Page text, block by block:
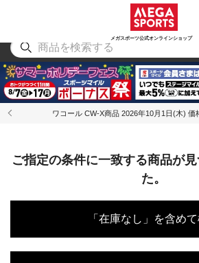
メガスポーツ公式オンラインショップ
アウトドア
ワコール CW-X商品 2026年10月1日(木) 価
ご指定の条件に一致する商品が
た。
「在庫なし」を含め